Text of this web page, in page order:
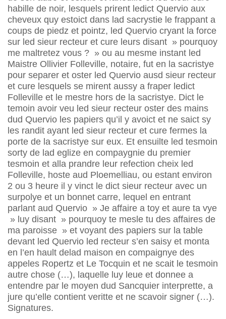
habille de noir, lesquels prirent ledict Quervio aux
cheveux quy estoict dans lad sacrystie le frappant a
coups de piedz et pointz, led Quervio cryant la force
sur led sieur recteur et cure leurs disant » pourquoy
me maltretez vous ? » ou au mesme instant led
Maistre Ollivier Folleville, notaire, fut en la sacristye
pour separer et oster led Quervio ausd sieur recteur
et cure lesquels se mirent aussy a fraper ledict
Folleville et le mestre hors de la sacristye. Dict le
temoin avoir veu led sieur recteur oster des mains
dud Quervio les papiers qu’il y avoict et ne saict sy
les randit ayant led sieur recteur et cure fermes la
porte de la sacristye sur eux. Et ensuilte led tesmoin
sorty de lad eglize en compaygnie du premier
tesmoin et alla prandre leur refection cheix led
Folleville, hoste aud Ploemelliau, ou estant environ
2 ou 3 heure il y vinct le dict sieur recteur avec un
surpolye et un bonnet carre, lequel en entrant
parlant aud Quervio » Je affaire a toy et aure ta vye
» luy disant » pourquoy te mesle tu des affaires de
ma paroisse » et voyant des papiers sur la table
devant led Quervio led recteur s’en saisy et monta
en l’en hault delad maison en compaignye des
appeles Ropertz et Le Tocquin et ne scait le tesmoin
autre chose (…), laquelle luy leue et donnee a
entendre par le moyen dud Sancquier interprette, a
jure qu’elle contient veritte et ne scavoir signer (…).
Signatures.